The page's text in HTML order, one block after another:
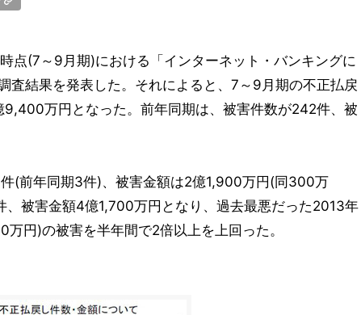
点(7～9月期)における「インターネット・バンキングに
査結果を発表した。それによると、7～9月期の不正払戻
万円となった。前年同期は、被害件数が242件、被
(前年同期3件)、被害金額は2億1,900万円(同300万
、被害金額4億1,700万円となり、過去最悪だった2013年
円)の被害を半年間で2倍以上を上回った。